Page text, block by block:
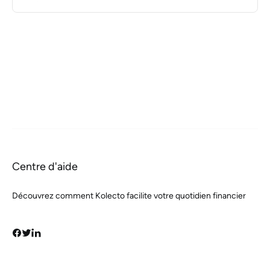
Centre d'aide
Découvrez comment Kolecto facilite votre quotidien financier